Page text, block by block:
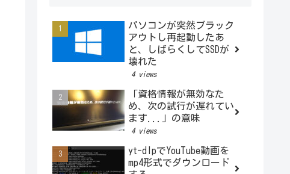
パソコンが突然ブラック
アウトし再起動したあ
と、しばらくしてSSDが
壊れた
4 views
「資格情報が無効なた
め、次の試行が遅れてい
ます...」の意味
4 views
yt-dlpでYouTube動画を
mp4形式でダウンロード